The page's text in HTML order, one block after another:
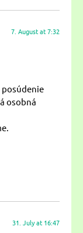
7. August at 7:32
posúdenie
osobná
31. July at 16:47